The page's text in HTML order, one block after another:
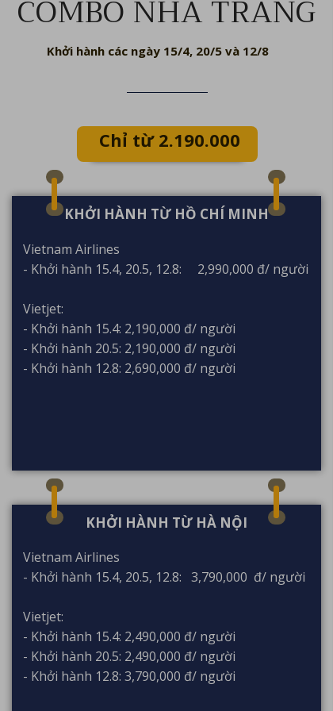
Chỉ từ 2.190.000
VNĐ
COMBO NHA TRANG
Khởi hành các ngày 15/4, 20/5 và 12/8
KHỞI HÀNH TỪ HÀ NỘI
Vietnam Airlines
- Khởi hành 15.4, 20.5, 12.8: 3,790,000 đ/ người
Vietjet:
- Khởi hành 15.4: 2,490,000 đ/ người
- Khởi hành 20.5: 2,490,000 đ/ người
- Khởi hành 12.8: 3,790,000 đ/ người
KHỞI HÀNH TỪ HỒ CHÍ MINH
Vietnam Airlines
- Khởi hành 15.4, 20.5, 12.8: 2,990,000 đ/ người
Vietjet:
- Khởi hành 15.4: 2,190,000 đ/ người
- Khởi hành 20.5: 2,190,000 đ/ người
- Khởi hành 12.8: 2,690,000 đ/ người